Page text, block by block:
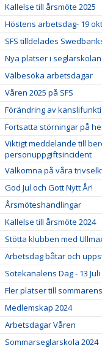
Kallelse till årsmöte 2025
Höstens arbetsdag- 19
SFS tilldelades
Nya platser i seglarskolan
Välbesöka arbetsdagar
Våren 2025 på SFS
Förändring av
Fortsatta störningar på
Viktigt meddelande till
personuppgiftsincident
Välkomna på våra
God Jul och Gott Nytt År!
Årsmöteshandlingar
Kallelse till årsmöte 2024
Stötta klubben med
Arbetsdag båtar och
Sotekanalens Dag - 13 Juli
Fler platser till
Medlemskap 2024
Arbetsdagar Våren
Sommarseglarskola 2024